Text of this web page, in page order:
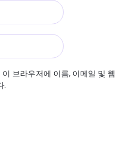
브라우저에 이름, 이메일 및 웹
.